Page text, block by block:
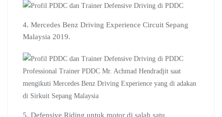
4. Mercedes Benz Driving Experience Circuit Sepang
Malaysia 2019.
Professional Trainer PDDC Mr. Achmad Hendradjit saat
mengikuti Mercedes Benz Driving Experience yang di adakan
di Sirkuit Sepang Malaysia
5. Defensive Riding untuk motor di salah satu